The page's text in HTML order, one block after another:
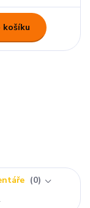
košíku
0